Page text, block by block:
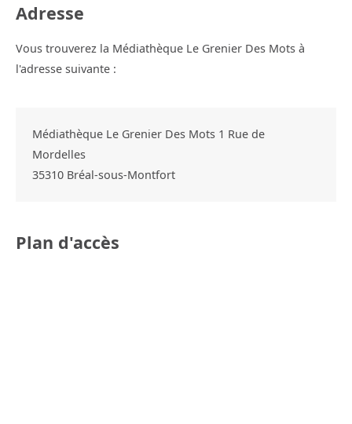
Adresse
Vous trouverez la Médiathèque Le Grenier Des Mots à
l'adresse suivante :
Médiathèque Le Grenier Des Mots 1 Rue de
Mordelles
35310 Bréal-sous-Montfort
Plan d'accès